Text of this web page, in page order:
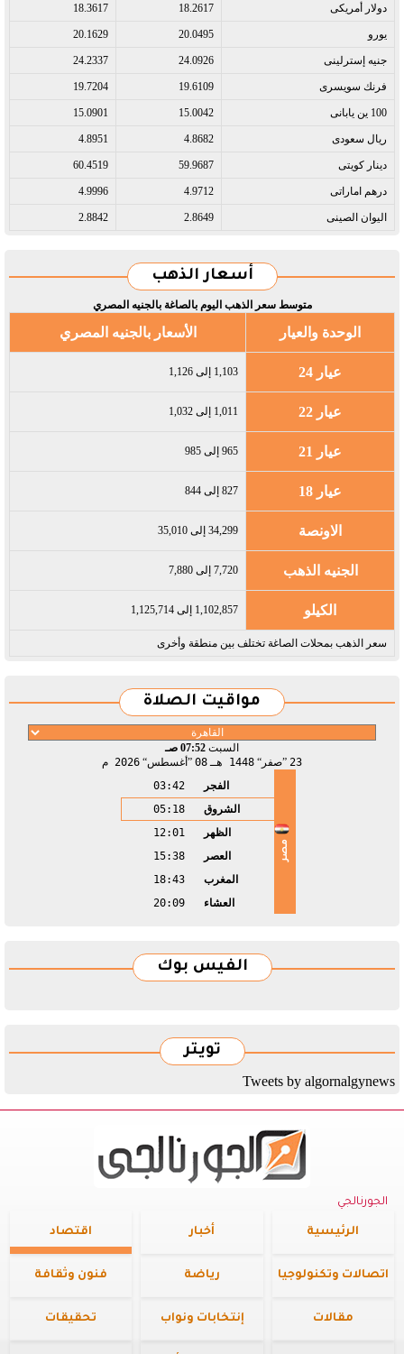
دولار أمريكى​ 18.2617
18.3617
يورو​ 20.0495
20.1629
جنيه إسترلينى​ 24.0926
24.2337
فرنك سويسرى​ 19.6109
19.7204
100 ين يابانى​ 15.0042
15.0901
ريال سعودى​ 4.8682
4.8951
دينار كويتى​ 59.9687
60.4519
درهم اماراتى​ 4.9712
4.9996
اليوان الصينى​ 2.8649
2.8842
أسعار الذهب
متوسط سعر الذهب اليوم بالصاغة بالجنيه المصري
الوحدة والعيار الأسعار بالجنيه المصري
عيار 24 1,103 إلى 1,126
عيار 22 1,011 إلى 1,032
عيار 21 965 إلى 985
عيار 18 827 إلى 844
الاونصة 34,299 إلى 35,010
الجنيه الذهب 7,720 إلى 7,880
الكيلو 1,102,857 إلى 1,125,714
سعر الذهب بمحلات الصاغة تختلف بين منطقة وأخرى
مواقيت الصلاة
السبت 07:52 صـ
23
صفر 1448 هـ 08 أغسطس 2026 م
مصر
الفجر
03:42
الشروق
05:18
الظهر
12:01
العصر
15:38
المغرب
18:43
العشاء
20:09
الفيس بوك
تويتر
Tweets by algornalgynews
الجورنالجي
الرئيسية أخبار اقتصاد
اتصالات وتكنولوجيا رياضة فنون وثقافة
مقالات إنتخابات ونواب تحقيقات